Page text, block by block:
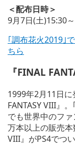
＜配布日時＞
9月7日(土)15:30
｢調布花火2019｣
ちら
『FINAL
1999年2月11日
FANTASY VIII』
でも世界中のフ
万本以上の販売本
VIII』がPS4でつ